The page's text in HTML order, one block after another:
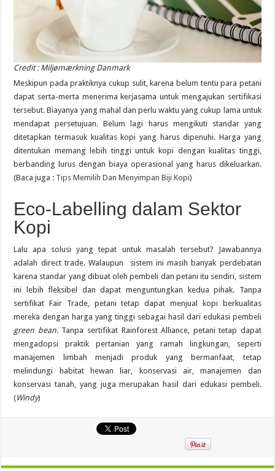
Credit : Miljømærkning Danmark
Meskipun pada praktiknya cukup sulit, karena belum tentu para petani
dapat serta-merta menerima kerjasama untuk mengajukan sertifikasi
tersebut. Biayanya yang mahal dan perlu waktu yang cukup lama untuk
mendapat persetujuan. Belum lagi harus mengikuti standar yang
ditetapkan termasuk kualitas kopi yang harus dipenuhi. Harga yang
ditentukan memang lebih tinggi untuk kopi dengan kualitas tinggi,
berbanding lurus dengan biaya operasional yang harus dikeluarkan.
(Baca juga : Tips Memilih Dan Menyimpan Biji Kopi)
Eco-Labelling dalam Sektor
Kopi
Lalu apa solusi yang tepat untuk masalah tersebut? Jawabannya
adalah direct trade. Walaupun sistem ini masih banyak perdebatan
karena standar yang dibuat oleh pembeli dan petani itu sendiri, sistem
ini lebih fleksibel dan dapat menguntungkan kedua pihak. Tanpa
sertifikat Fair Trade, petani tetap dapat menjual kopi berkualitas
mereka dengan harga yang tinggi sebagai hasil dari edukasi pembeli
green bean. Tanpa sertifikat Rainforest Alliance, petani tetap dapat
mengadopsi praktik pertanian yang ramah lingkungan, seperti
manajemen limbah menjadi produk yang bermanfaat, tetap
melindungi habitat hewan liar, konservasi air, manajemen dan
konservasi tanah, yang juga merupakan hasil dari edukasi pembeli.
(Windy)